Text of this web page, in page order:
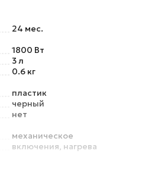
24 мес.
1800 Вт
3 л
0.6 кг
пластик
черный
нет
механическое
включения, нагрева